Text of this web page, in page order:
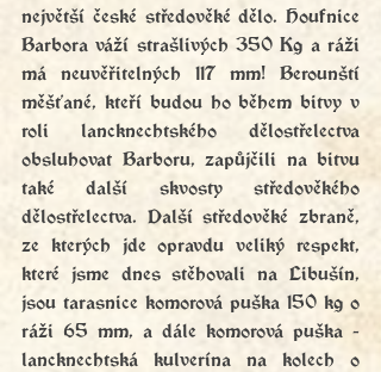
největší české středověké dělo. Houfnice
Barbora váží strašlivých 350 Kg a ráži
má neuvěřitelných 117 mm! Berounští
měšťané, kteří budou ho během bitvy v
roli lancknechtského dělostřelectva
obsluhovat Barboru, zapůjčili na bitvu
také další skvosty středověkého
dělostřelectva. Další středověké zbraně,
ze kterých jde opravdu veliký respekt,
které jsme dnes stěhovali na Libušín,
jsou tarasnice komorová puška 150 kg o
ráži 65 mm, a dále komorová puška -
lancknechtská kulverína na kolech o